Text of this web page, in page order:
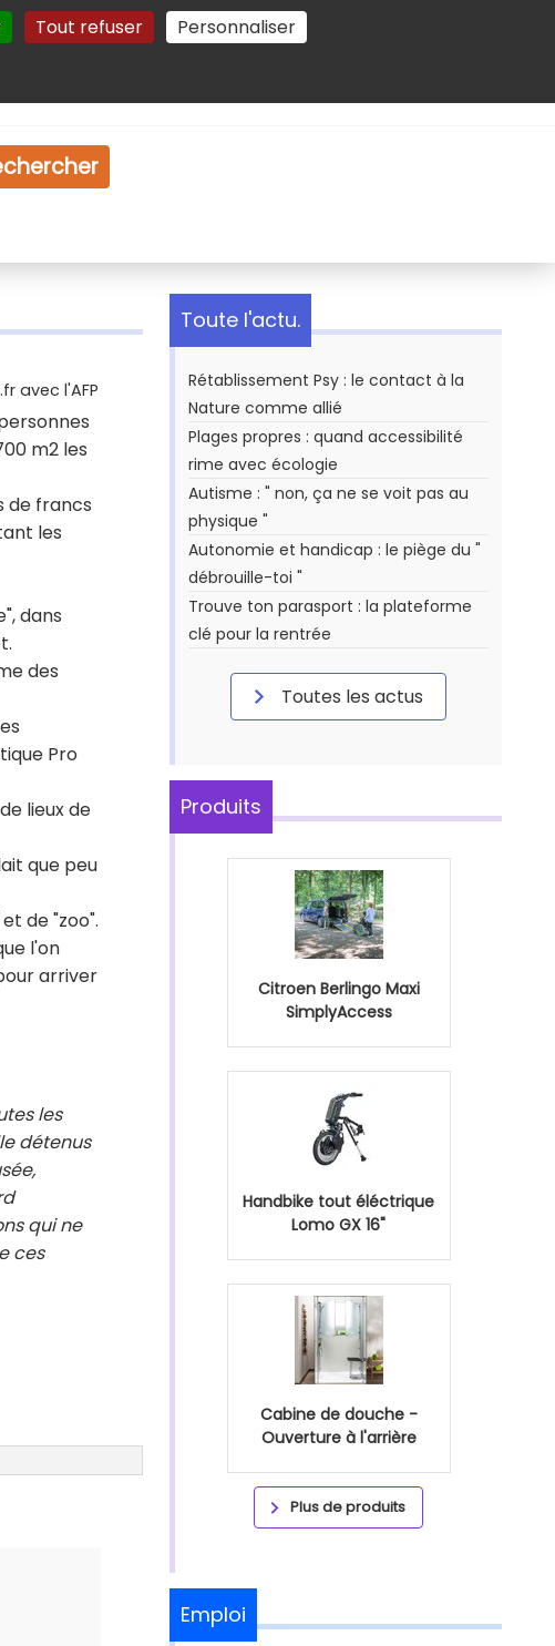
Tout refuser Personnaliser
du site Gestion des cookies
avec l'AFP
m2 les
de francs
les
dans
des
Pro
lieux de
que peu
de "zoo".
l'on
arriver
les
détenus
qui ne
ces
Toute l'actu.
Rétablissement Psy : le contact à la
Nature comme allié
Plages propres : quand accessibilité
rime avec écologie
Autisme : " non, ça ne se voit pas au
physique "
Autonomie et handicap : le piège du "
débrouille-toi "
Trouve ton parasport : la plateforme
clé pour la rentrée
Toutes les actus
Produits
Citroen Berlingo Maxi
SimplyAccess
Handbike tout éléctrique
Lomo GX 16"
Cabine de douche -
Ouverture à l'arrière
Plus de produits
Emploi